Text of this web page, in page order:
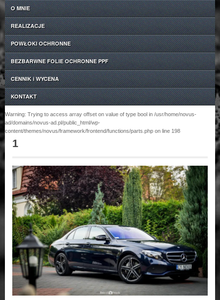
O MNIE
REALIZACJE
POWŁOKI OCHRONNE
BEZBARWNE FOLIE OCHRONNE PPF
CENNIK i WYCENA
KONTAKT
Warning: Trying to access array offset on value of type bool in /usr/home/novus-
ad/domains/novus-ad.pl/public_html/wp-
content/themes/novus/framework/frontend/functions/parts.php on line 198
1